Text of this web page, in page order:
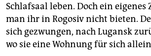
Schlafsaal leben. Doch ein
man ihr in Rogosiv nicht bieten.
sich gezwungen, nach Lugansk
wo sie eine Wohnung für sich